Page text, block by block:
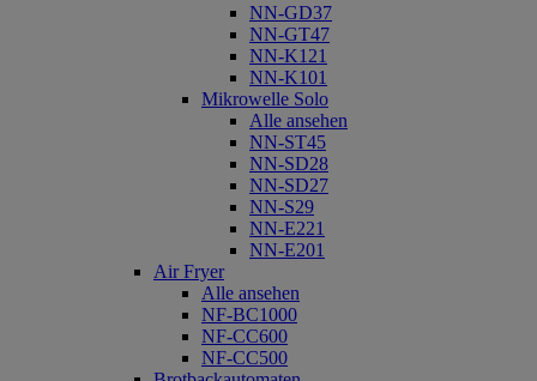
NN-GD37
NN-GT47
NN-K121
NN-K101
Mikrowelle Solo
Alle ansehen
NN-ST45
NN-SD28
NN-SD27
NN-S29
NN-E221
NN-E201
Air Fryer
Alle ansehen
NF-BC1000
NF-CC600
NF-CC500